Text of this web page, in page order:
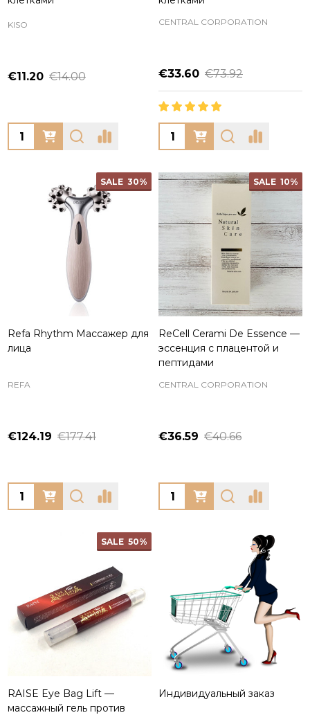
KISO
€11.20 €14.00
Quantity:
CENTRAL CORPORATION
€33.60 €73.92
Quantity:
SALE 30%
Refa Rhythm Массажер для
лица
REFA
€124.19 €177.41
Quantity:
SALE 10%
ReCell Cerami De Essence —
эссенция с плацентой и
пептидами
CENTRAL CORPORATION
€36.59 €40.66
Quantity:
SALE 50%
RAISE Eye Bag Lift —
массажный гель против
Индивидуальный заказ